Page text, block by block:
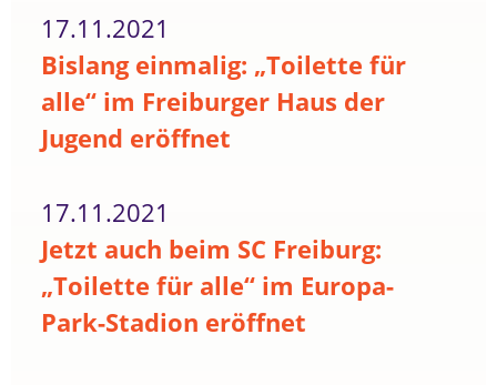
17.11.2021
Bislang einmalig: „Toilette für
alle“ im Freiburger Haus der
Jugend eröffnet
17.11.2021
Jetzt auch beim SC Freiburg:
„Toilette für alle“ im Europa-
Park-Stadion eröffnet